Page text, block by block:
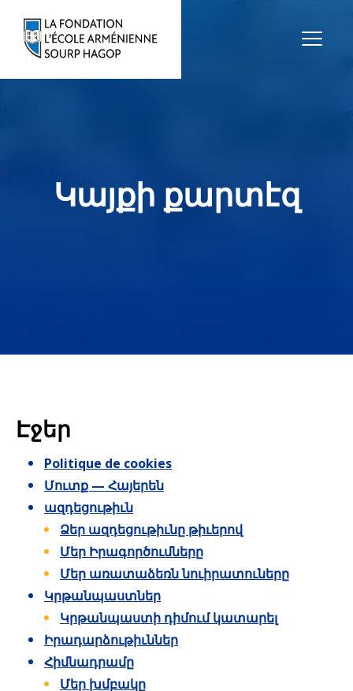
Կայքի քարտէզ
Էջեր
Politique de cookies
Մուտք — Հայերեն
ազդեցութիւն
Ձեր ազդեցութիւնը թիւերով
Մեր Իրագործումները
Մեր առատաձեռն նուիրատուները
Կրթանպաստներ
Կրթանպաստի դիմում կատարել
Իրադարձութիւններ
Հիմնադրամը
Մեր խմբակը